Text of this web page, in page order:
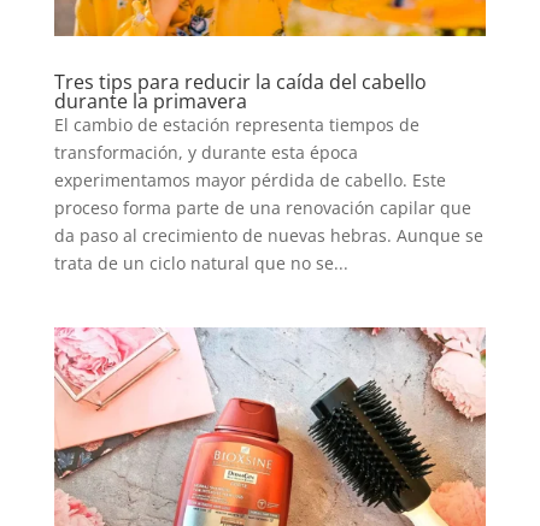
Tres tips para reducir la caída del cabello
durante la primavera
El cambio de estación representa tiempos de
transformación, y durante esta época
experimentamos mayor pérdida de cabello. Este
proceso forma parte de una renovación capilar que
da paso al crecimiento de nuevas hebras. Aunque se
trata de un ciclo natural que no se...